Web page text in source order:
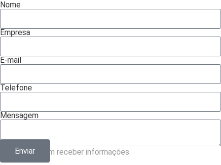
Nome
Empresa
E-mail
Telefone
Mensagem
Concordo em receber informações.
Enviar